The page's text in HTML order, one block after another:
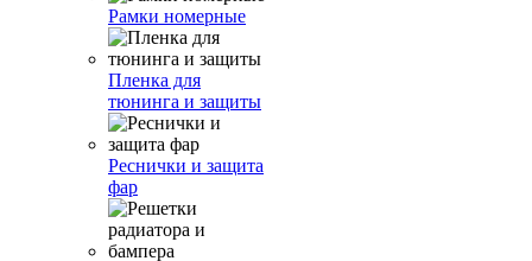
Рамки номерные
Пленка для
тюнинга и защиты
Реснички и защита
фар